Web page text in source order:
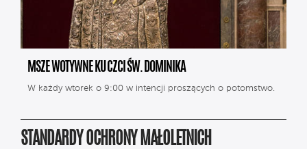
MSZE WOTYWNE KU CZCI ŚW. DOMINIKA
W każdy wtorek o 9:00 w intencji proszących o potomstwo.
STANDARDY OCHRONY MAŁOLETNICH